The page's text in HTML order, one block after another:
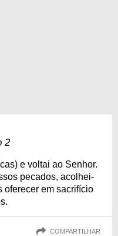
2
e voltai ao Senhor.
pecados, acolhei-
oferecer em sacrifício
COMPARTILHAR